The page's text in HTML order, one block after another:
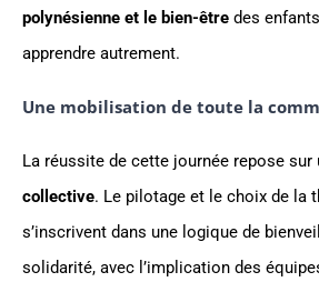
polynésienne et le bien-être des
apprendre autrement.
Une mobilisation de toute la
La réussite de cette journée repose sur
collective. Le pilotage et le choix de la
s’inscrivent dans une logique de
solidarité, avec l’implication des